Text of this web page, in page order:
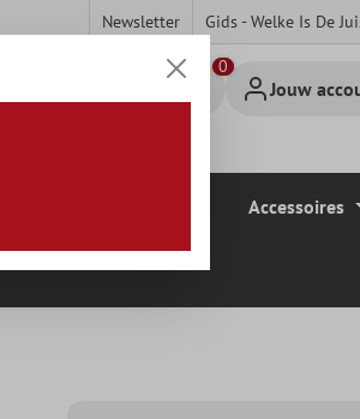
Newsletter Gids - Welke Is De
Jouw
Accessoires